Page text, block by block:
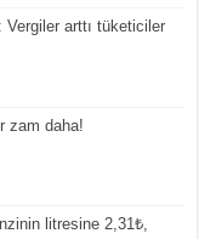
arttı tüketiciler
zam daha!
litresine 2,31₺,